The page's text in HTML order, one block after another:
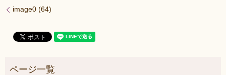
image0 (64)